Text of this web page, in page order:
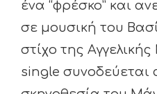
ένα “φρέσκο” και
σε μουσική του
στίχο της
single